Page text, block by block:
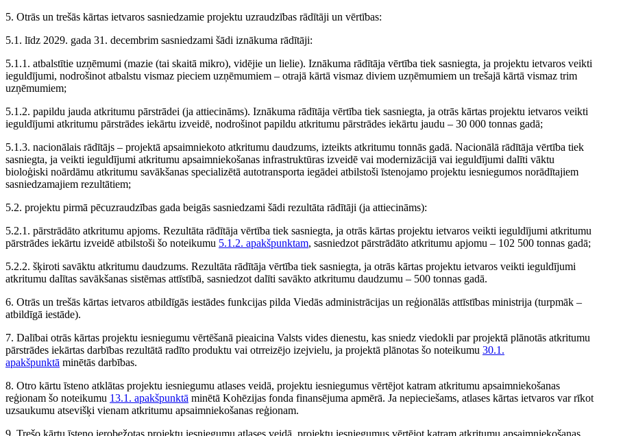
5. Otrās un trešās kārtas ietvaros sasniedzamie projektu uzraudzības rādītāji un vērtības:
5.1. līdz 2029. gada 31. decembrim sasniedzami šādi iznākuma rādītāji:
5.1.1. atbalstītie uzņēmumi (mazie (tai skaitā mikro), vidējie un lielie). Iznākuma rādītāja vērtība tiek sasniegta, ja projektu ietvaros veikti
ieguldījumi, nodrošinot atbalstu vismaz pieciem uzņēmumiem – otrajā kārtā vismaz diviem uzņēmumiem un trešajā kārtā vismaz trim
uzņēmumiem;
5.1.2. papildu jauda atkritumu pārstrādei (ja attiecināms). Iznākuma rādītāja vērtība tiek sasniegta, ja otrās kārtas projektu ietvaros veikti
ieguldījumi atkritumu pārstrādes iekārtu izveidē, nodrošinot papildu atkritumu pārstrādes iekārtu jaudu – 30 000 tonnas gadā;
5.1.3. nacionālais rādītājs – projektā apsaimniekoto atkritumu daudzums, izteikts atkritumu tonnās gadā. Nacionālā rādītāja vērtība tiek
sasniegta, ja veikti ieguldījumi atkritumu apsaimniekošanas infrastruktūras izveidē vai modernizācijā vai ieguldījumi dalīti vāktu
bioloģiski noārdāmu atkritumu savākšanas specializētā autotransporta iegādei atbilstoši īstenojamo projektu iesniegumos norādītajiem
sasniedzamajiem rezultātiem;
5.2. projektu pirmā pēcuzraudzības gada beigās sasniedzami šādi rezultāta rādītāji (ja attiecināms):
5.2.1. pārstrādāto atkritumu apjoms. Rezultāta rādītāja vērtība tiek sasniegta, ja otrās kārtas projektu ietvaros veikti ieguldījumi atkritumu
pārstrādes iekārtu izveidē atbilstoši šo noteikumu 5.1.2. apakšpunktam, sasniedzot pārstrādāto atkritumu apjomu – 102 500 tonnas gadā;
5.2.2. šķiroti savāktu atkritumu daudzums. Rezultāta rādītāja vērtība tiek sasniegta, ja otrās kārtas projektu ietvaros veikti ieguldījumi
atkritumu dalītas savākšanas sistēmas attīstībā, sasniedzot dalīti savākto atkritumu daudzumu – 500 tonnas gadā.
6. Otrās un trešās kārtas ietvaros atbildīgās iestādes funkcijas pilda Viedās administrācijas un reģionālās attīstības ministrija (turpmāk –
atbildīgā iestāde).
7. Dalībai otrās kārtas projektu iesniegumu vērtēšanā pieaicina Valsts vides dienestu, kas sniedz viedokli par projektā plānotās atkritumu
pārstrādes iekārtas darbības rezultātā radīto produktu vai otrreizējo izejvielu, ja projektā plānotas šo noteikumu 30.1.
apakšpunktā minētās darbības.
8. Otro kārtu īsteno atklātas projektu iesniegumu atlases veidā, projektu iesniegumus vērtējot katram atkritumu apsaimniekošanas
reģionam šo noteikumu 13.1. apakšpunktā minētā Kohēzijas fonda finansējuma apmērā. Ja nepieciešams, atlases kārtas ietvaros var rīkot
uzsaukumu atsevišķi vienam atkritumu apsaimniekošanas reģionam.
9. Trešo kārtu īsteno ierobežotas projektu iesniegumu atlases veidā, projektu iesniegumus vērtējot katram atkritumu apsaimniekošanas